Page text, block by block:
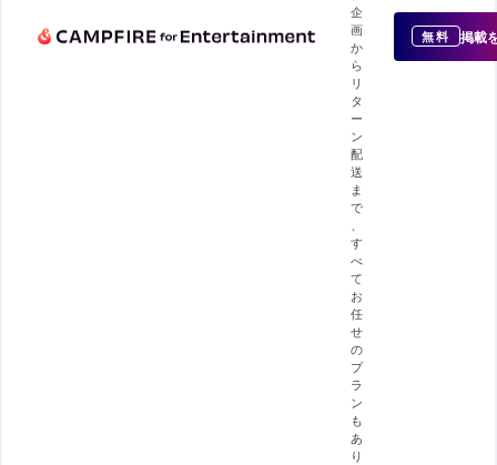
企
画
か
ら
リ
タ
ー
ン
配
送
ま
で
す
べ
て
お
任
せ
の
プ
ラ
ン
も
あ
り
無料 掲載